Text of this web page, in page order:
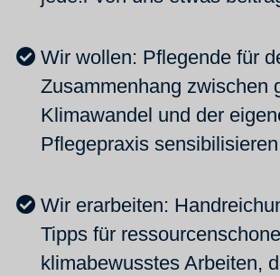
Wir wollen: Pflegende für
Zusammenhang zwischen
Klimawandel und der
Pflegepraxis
Wir erarbeiten:
Tipps für
klimabewusstes Arbeiten,